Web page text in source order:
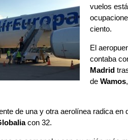
vuelos
ciento.
El
contaba
Madrid
de Wamos
de una y otra aerolínea radica en
con 32.